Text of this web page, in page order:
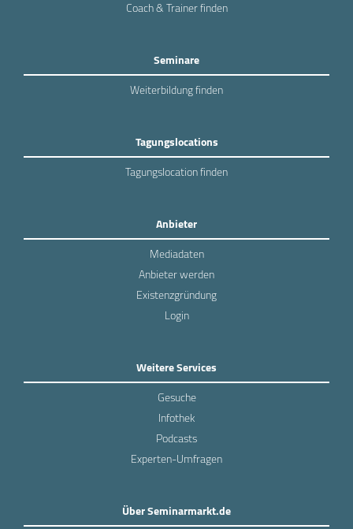
Coach & Trainer finden
Seminare
Weiterbildung finden
Tagungslocations
Tagungslocation finden
Anbieter
Mediadaten
Anbieter werden
Existenzgründung
Login
Weitere Services
Gesuche
Infothek
Podcasts
Experten-Umfragen
Über Seminarmarkt.de